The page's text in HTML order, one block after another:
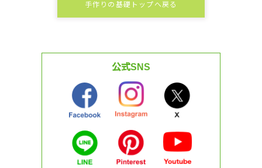
手作りの基礎トップへ戻る
公式SNS